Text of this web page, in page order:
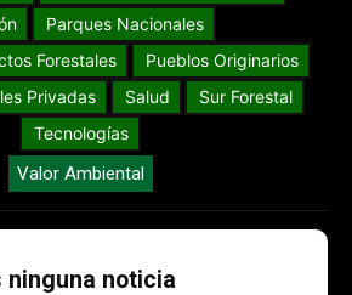
Parques Nacionales
Forestales
Pueblos Originarios
Privadas
Salud
Sur Forestal
Tecnologías
Valor Ambiental
ninguna noticia